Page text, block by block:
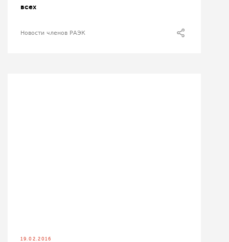
всех
Новости членов РАЭК
19.02.2016